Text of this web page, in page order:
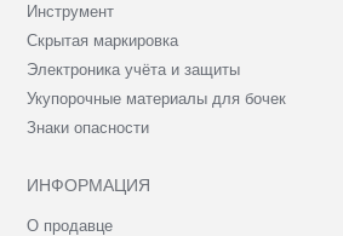
Инструмент
Скрытая маркировка
Электроника учёта и защиты
Укупорочные материалы для бочек
Знаки опасности
ИНФОРМАЦИЯ
О продавце